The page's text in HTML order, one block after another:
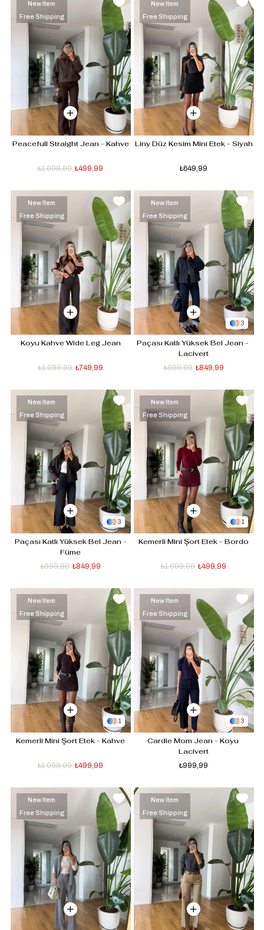
Peacefull Straight Jean - Kahve
₺499,99
₺1.099,99
New Item
Free Shipping
Liny Düz Kesim Mini Etek - Siyah
₺649,99
New Item
Free Shipping
Koyu Kahve Wide Leg Jean
₺749,99
₺1.099,99
New Item
Free Shipping
3
Paçası Katlı Yüksek Bel Jean -
Lacivert
₺849,99
₺999,99
New Item
Free Shipping
3
Paçası Katlı Yüksek Bel Jean -
Füme
₺849,99
₺999,99
New Item
Free Shipping
1
Kemerli Mini Şort Etek - Bordo
₺499,99
₺1.099,99
New Item
Free Shipping
1
Kemerli Mini Şort Etek - Kahve
₺499,99
₺1.099,99
New Item
Free Shipping
3
Cardie Mom Jean - Koyu
Lacivert
₺999,99
New Item
Free Shipping
New Item
Free Shipping
New Item
Free Shipping